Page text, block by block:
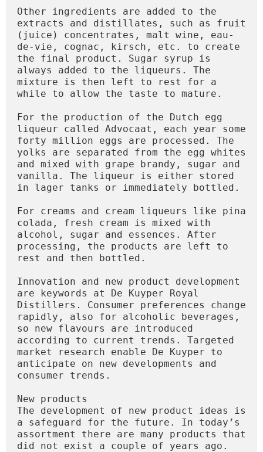
Other ingredients are added to the
extracts and distillates, such as fruit
(juice) concentrates, malt wine, eau-
de-vie, cognac, kirsch, etc. to create
the final product. Sugar syrup is
always added to the liqueurs. The
mixture is then left to rest for a
while to allow the taste to mature.
For the production of the Dutch egg
liqueur called Advocaat, each year some
forty million eggs are processed. The
yolks are separated from the egg whites
and mixed with grape brandy, sugar and
vanilla. The liqueur is either stored
in lager tanks or immediately bottled.
For creams and cream liqueurs like pina
colada, fresh cream is mixed with
alcohol, sugar and essences. After
processing, the products are left to
rest and then bottled.
Innovation and new product development
are keywords at De Kuyper Royal
Distillers. Consumer preferences change
rapidly, also for alcoholic beverages,
so new flavours are introduced
according to current trends. Targeted
market research enable De Kuyper to
anticipate on new developments and
consumer trends.
New products
The development of new product ideas is
a safeguard for the future. In today’s
assortment there are many products that
did not exist a couple of years ago.